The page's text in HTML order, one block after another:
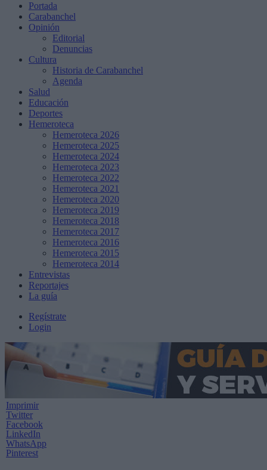
Portada
Carabanchel
Opinión
Editorial
Denuncias
Cultura
Historia de Carabanchel
Agenda
Salud
Educación
Deportes
Hemeroteca
Hemeroteca 2026
Hemeroteca 2025
Hemeroteca 2024
Hemeroteca 2023
Hemeroteca 2022
Hemeroteca 2021
Hemeroteca 2020
Hemeroteca 2019
Hemeroteca 2018
Hemeroteca 2017
Hemeroteca 2016
Hemeroteca 2015
Hemeroteca 2014
Entrevistas
Reportajes
La guía
Regístrate
Login
Imprimir
Twitter
Facebook
LinkedIn
WhatsApp
Pinterest